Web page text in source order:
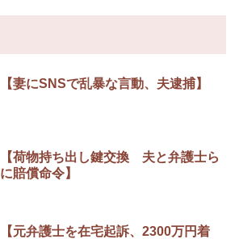
【妻にSNSで乱暴な言動、夫逮捕】
【荷物持ち出し鍵交換 夫と弁護士ら
に賠償命令】
【元弁護士を在宅起訴、2300万円着